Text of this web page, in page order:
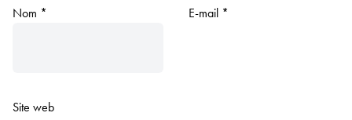
Nom * E-mail *
Site web